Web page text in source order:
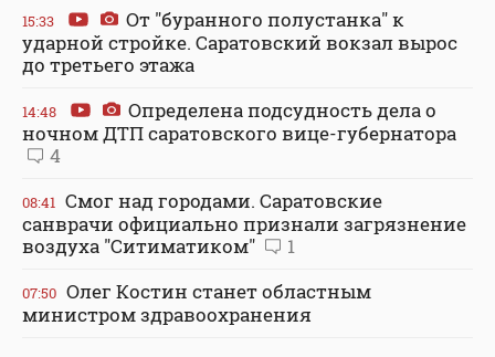
15:33
От "буранного полустанка" к
ударной стройке. Саратовский вокзал вырос
до третьего этажа
14:48
Определена подсудность дела о
ночном ДТП саратовского вице-губернатора
4
08:41 Смог над городами. Саратовские
санврачи официально признали загрязнение
воздуха "Ситиматиком"
1
07:50 Олег Костин станет областным
министром здравоохранения